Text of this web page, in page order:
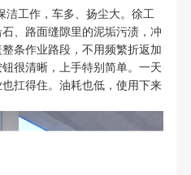
洁工作，车多、扬尘大。徐工
、路面缝隙里的泥垢污渍，冲
条作业路段，不用频繁折返加
很清晰，上手特别简单。一天
扛得住。油耗也低，使用下来